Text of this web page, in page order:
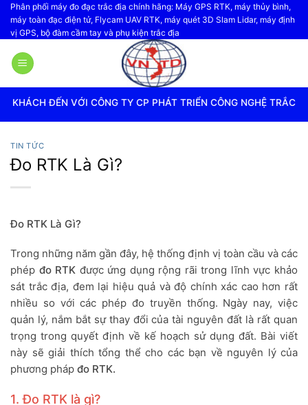
Bỏ
qua
nội
dung
Phân phối máy đo đạc trắc địa chính hãng: Máy GPS RTK, máy thủy bình,
máy toàn đạc điện tử, Flycam UAV RTK, máy quét 3D Slam Lidar, máy định
vị GPS, bộ đàm cầm tay và phụ kiện trắc địa
CÔNG TY CP PHÁT TRIỂN CÔNG NGHỆ TRẮC ĐỊA VIỆT NAM
TIN TỨC
Đo RTK Là Gì?
Đo RTK Là Gì?
Trong những năm gần đây, hệ thống định vị toàn cầu và các
phép đo RTK được ứng dụng rộng rãi trong lĩnh vực khảo
sát trắc địa, đem lại hiệu quả và độ chính xác cao hơn rất
nhiều so với các phép đo truyền thống. Ngày nay, việc
quản lý, nắm bắt sự thay đổi của tài nguyên đất là rất quan
trọng trong quyết định về kế hoạch sử dụng đất. Bài viết
này sẽ giải thích tổng thể cho các bạn về nguyên lý của
phương pháp đo RTK.
1. Đo RTK là gì?